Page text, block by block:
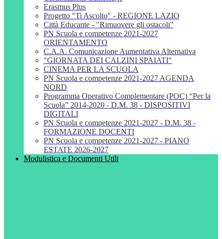
Erasmus Plus
Progetto "Ti Ascolto" - REGIONE LAZIO
Città Educante - "Rimuovere gli ostacoli"
PN Scuola e competenze 2021-2027
ORIENTAMENTO
C.A.A. Comunicazione Aumentativa Alternativa
"GIORNATA DEI CALZINI SPAIATI"
CINEMA PER LA SCUOLA
PN Scuola e competenze 2021-2027 AGENDA
NORD
Programma Operativo Complementare (POC) “Per la
Scuola” 2014-2020 - D.M. 38 - DISPOSITIVI
DIGITALI
PN Scuola e competenze 2021-2027 - D.M. 38 -
FORMAZIONE DOCENTI
PN Scuola e competenze 2021-2027 - PIANO
ESTATE 2026-2027
Modulistica e Documenti Utili